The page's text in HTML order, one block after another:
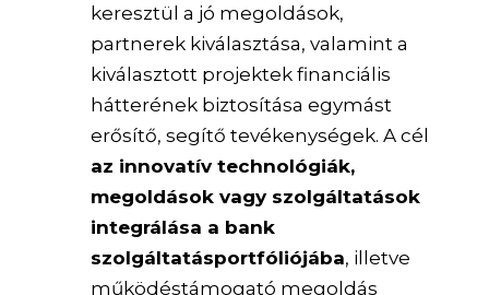
keresztül a jó megoldások,
partnerek kiválasztása, valamint a
kiválasztott projektek financiális
hátterének biztosítása egymást
erősítő, segítő tevékenységek. A cél
az innovatív technológiák,
megoldások vagy szolgáltatások
integrálása a bank
szolgáltatásportfóliójába, illetve
működéstámogató megoldás